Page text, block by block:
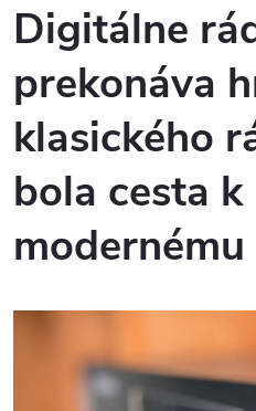
Digitálne
prekonáva
klasického
bola cesta k
modernému